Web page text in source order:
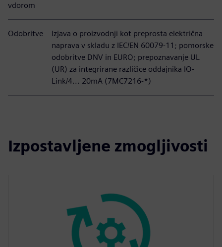
vdorom
Odobritve
Izjava o proizvodnji kot preprosta električna
naprava v skladu z IEC/EN 60079-11; pomorske
odobritve DNV in EURO; prepoznavanje UL
(UR) za integrirane različice oddajnika IO-
Link/4... 20mA (7MC7216-*)
Izpostavljene zmogljivosti